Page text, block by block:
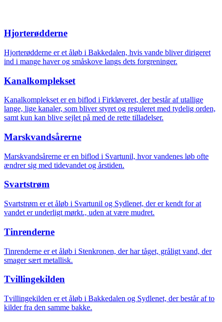
Hjorterødderne
Hjorterødderne er et åløb i Bakkedalen, hvis vande bliver dirigeret
ind i mange haver og småskove langs dets forgreninger.
Kanalkomplekset
Kanalkomplekset er en biflod i Firkløveret, der består af utallige
lange, lige kanaler, som bliver styret og reguleret med tydelig orden,
samt kun kan blive sejlet på med de rette tilladelser.
Marskvandsårerne
Marskvandsårerne er en biflod i Svartunil, hvor vandenes løb ofte
ændrer sig med tidevandet og årstiden.
Svartstrøm
Svartstrøm er et åløb i Svartunil og Sydlenet, der er kendt for at
vandet er underligt mørkt., uden at være mudret.
Tinrenderne
Tinrenderne er et åløb i Stenkronen, der har tåget, gråligt vand, der
smager sært metallisk.
Tvillingekilden
Tvillingekilden er et åløb i Bakkedalen og Sydlenet, der består af to
kilder fra den samme bakke.